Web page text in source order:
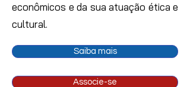
econômicos e da sua atuação ética e
cultural.
Saiba mais
Associe-se